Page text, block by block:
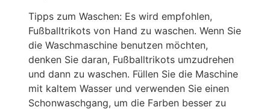
Tipps zum Waschen: Es wird empfohlen,
Fußballtrikots von Hand zu waschen. Wenn Sie
die Waschmaschine benutzen möchten,
denken Sie daran, Fußballtrikots umzudrehen
und dann zu waschen. Füllen Sie die Maschine
mit kaltem Wasser und verwenden Sie einen
Schonwaschgang, um die Farben besser zu